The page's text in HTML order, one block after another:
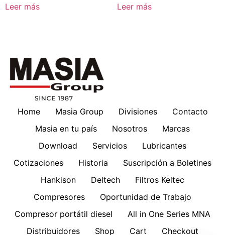
Leer más Leer más
Home Masia Group Divisiones
Contacto
Masia en tu país
Nosotros
Marcas
Download
Servicios
Lubricantes
Cotizaciones
Historia
Suscripción a Boletines
Hankison
Deltech
Filtros Keltec
Compresores
Oportunidad de Trabajo
Compresor portátil diesel
All in One Series MNA
Distribuidores
Shop Cart Checkout